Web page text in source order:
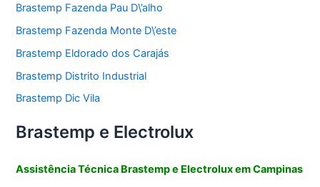
Brastemp Fazenda Pau D\’alho
Brastemp Fazenda Monte D\’este
Brastemp Eldorado dos Carajás
Brastemp Distrito Industrial
Brastemp Dic Vila
Brastemp e Electrolux
Assistência Técnica Brastemp e Electrolux em Campinas